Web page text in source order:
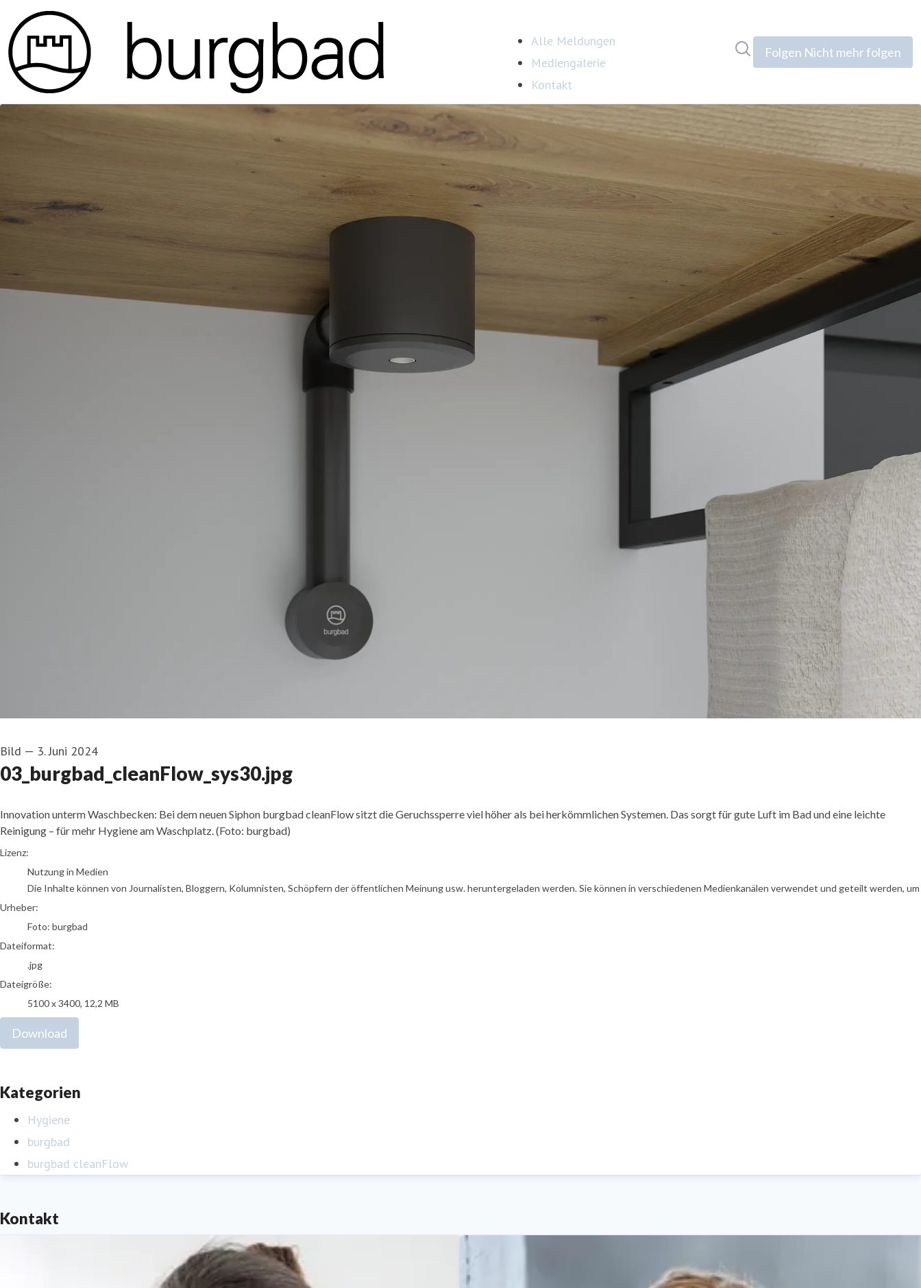
Alle Meldungen
Mediengalerie
Kontakt
Folgen Nicht mehr folgen
Bild — 3. Juni 2024
03_burgbad_cleanFlow_sys30.jpg
Innovation unterm Waschbecken: Bei dem neuen Siphon burgbad cleanFlow sitzt die Geruchssperre viel höher als bei herkömmlichen Systemen. Das sorgt für gute Luft im Bad und eine leichte
Reinigung – für mehr Hygiene am Waschplatz. (Foto: burgbad)
Foto: burgbad
Lizenz:
Nutzung in Medien
Die Inhalte können von Journalisten, Bloggern, Kolumnisten, Schöpfern der öffentlichen Meinung usw. heruntergeladen werden. Sie können in verschiedenen Medienkanälen verwendet und geteilt
Urheber:
Foto: burgbad
Dateiformat:
.jpg
Dateigröße:
5100 x 3400, 12,2 MB
Download
Kategorien
Hygiene
burgbad
burgbad cleanFlow
Kontakt